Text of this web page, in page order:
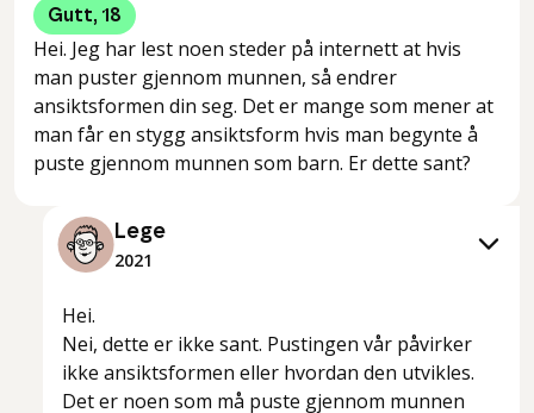
Gutt, 18
Hei. Jeg har lest noen steder på internett at hvis
man puster gjennom munnen, så endrer
ansiktsformen din seg. Det er mange som mener at
man får en stygg ansiktsform hvis man begynte å
puste gjennom munnen som barn. Er dette sant?
Lege
2021
Hei.
Nei, dette er ikke sant. Pustingen vår påvirker
ikke ansiktsformen eller hvordan den utvikles.
Det er noen som må puste gjennom munnen